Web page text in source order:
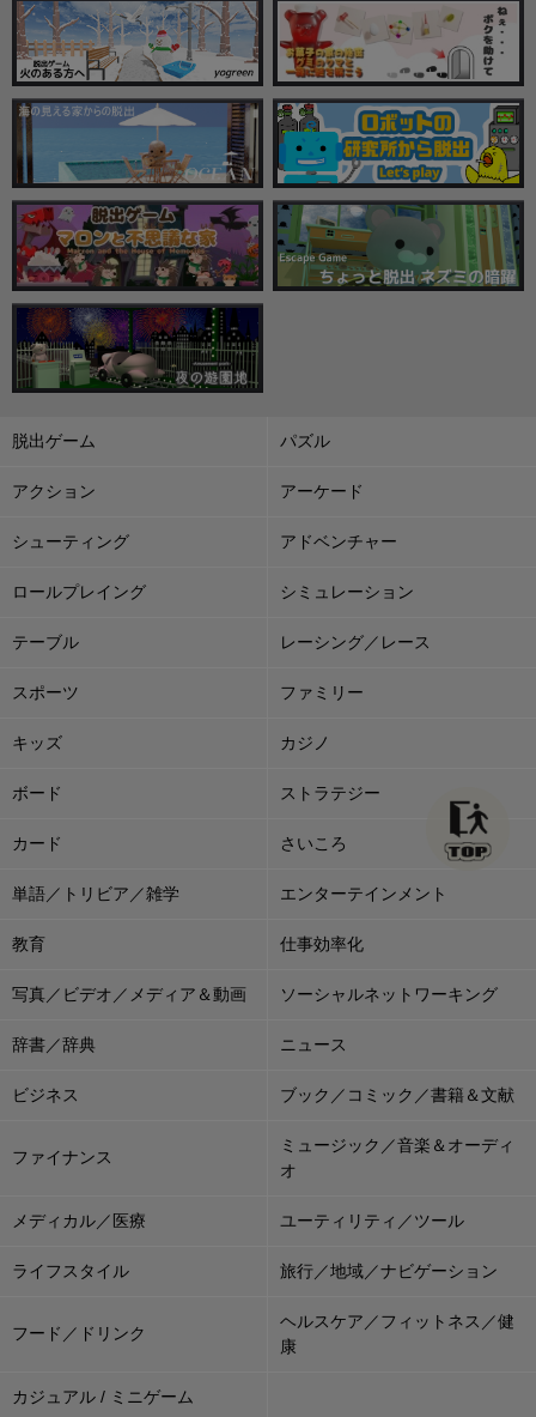
脱出ゲーム パズル
アクション アーケード
シューティング アドベンチャー
ロールプレイング シミュレーション
テーブル レーシング／レース
スポーツ ファミリー
キッズ カジノ
ボード ストラテジー
カード さいころ
単語／トリビア／雑学 エンターテインメント
教育 仕事効率化
写真／ビデオ／メディア＆動画 ソーシャルネットワーキング
辞書／辞典 ニュース
ビジネス ブック／コミック／書籍＆文献
ファイナンス
ミュージック／音楽＆オーディ
オ
メディカル／医療 ユーティリティ／ツール
ライフスタイル 旅行／地域／ナビゲーション
フード／ドリンク
ヘルスケア／フィットネス／健
康
カジュアル / ミニゲーム